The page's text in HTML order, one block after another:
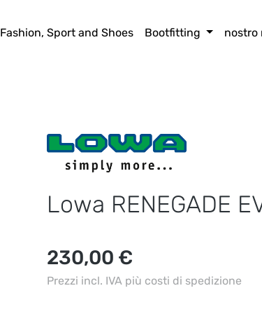
Fashion, Sport and Shoes Bootfitting nostro
Lowa RENEGADE
Prezzo normale:
230,00 €
Prezzi incl. IVA più costi di spedizione